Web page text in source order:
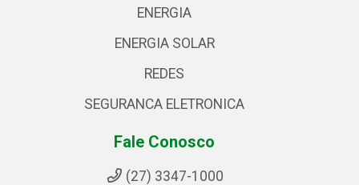
ENERGIA
ENERGIA SOLAR
REDES
SEGURANCA ELETRONICA
Fale Conosco
(27) 3347-1000